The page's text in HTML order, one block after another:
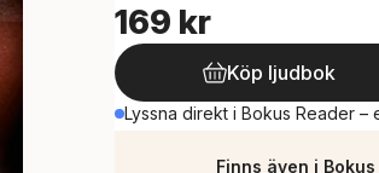
169 kr
Köp ljudbok
Lyssna direkt i Bokus Reader
Finns även i Bokus